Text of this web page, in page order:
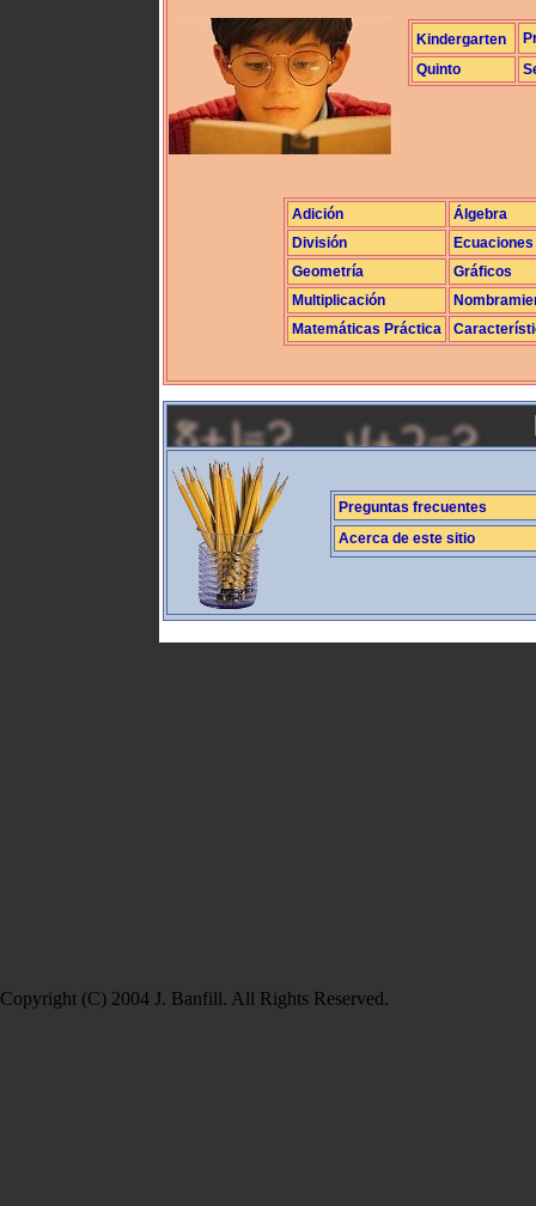
Kindergarten
Quinto
Adición
Álgebra
División
Ecuaciones
Geometría
Gráficos
Multiplicación
Matemáticas Práctica
Preguntas frecuentes
Acerca de este sitio
Copyright (C) 2004 J. Banfill. All Rights Reserved.